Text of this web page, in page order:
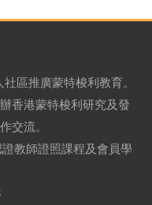
區推廣蒙特梭利教育。
香港蒙特梭利研究及發
交流。
教師證照課程及會員學